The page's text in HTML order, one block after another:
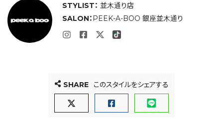
STYLIST： 並木通り店
SALON： PEEK-A-BOO 銀座並木通り
SHARE このスタイルをシェアする